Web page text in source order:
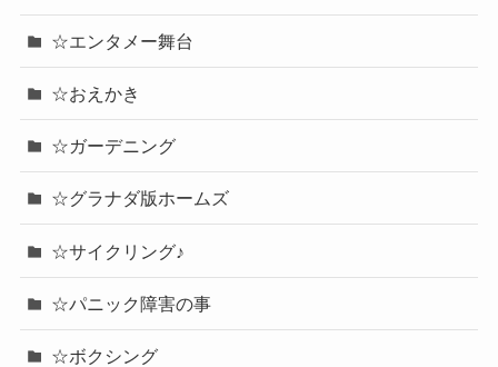
☆エンタメー舞台
☆おえかき
☆ガーデニング
☆グラナダ版ホームズ
☆サイクリング♪
☆パニック障害の事
☆ボクシング